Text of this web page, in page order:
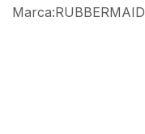
Marca:RUBBERMAID